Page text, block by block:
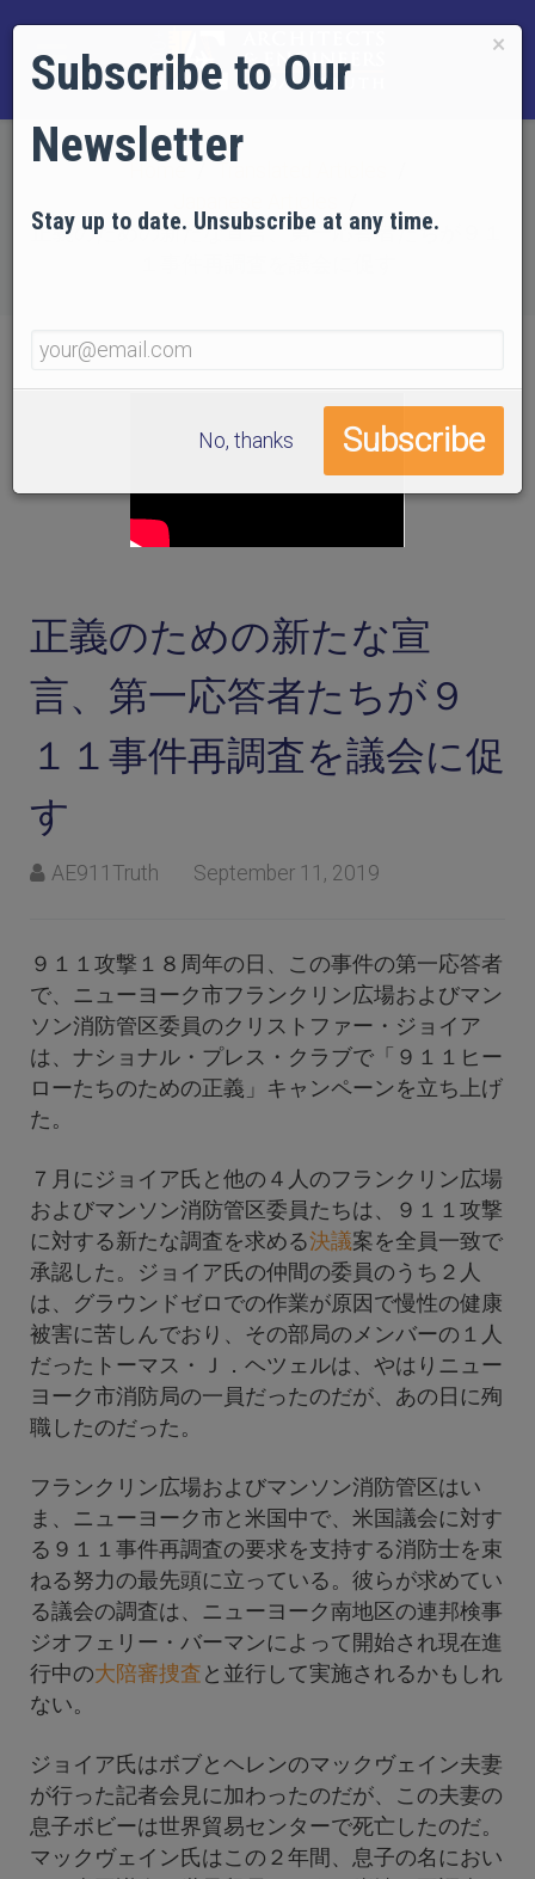
正義のための新たな宣言、第一応答者たちが９１
正義のための新たな宣
言、第一応答者たちが９
１１事件再調査を議会に促
す
AE911Truth September 11, 2019
９１１攻撃１８周年の日、この事件の第一応答者
で、ニューヨーク市フランクリン広場およびマン
ソン消防管区委員のクリストファー・ジョイア
は、ナショナル・プレス・クラブで「９１１ヒー
ローたちのための正義」キャンペーンを立ち上げ
た。
７月にジョイア氏と他の４人のフランクリン広場
およびマンソン消防管区委員たちは、９１１攻撃
に対する新たな調査を求める決議案を全員一致で
承認した。ジョイア氏の仲間の委員のうち２人
は、グラウンドゼロでの作業が原因で慢性の健康
被害に苦しんでおり、その部局のメンバーの１人
だったトーマス・Ｊ．ヘツェルは、やはりニュー
ヨーク市消防局の一員だったのだが、あの日に殉
職したのだった。
フランクリン広場およびマンソン消防管区はい
ま、ニューヨーク市と米国中で、米国議会に対す
る９１１事件再調査の要求を支持する消防士を束
ねる努力の最先頭に立っている。彼らが求めてい
る議会の調査は、ニューヨーク南地区の連邦検事
ジオフェリー・バーマンによって開始され現在進
行中の大陪審捜査 と並行して実施されるかもしれ
ない。
ジョイア氏はボブとヘレンのマックヴェイン夫妻
が行った記者会見に加わったのだが、この夫妻の
息子ボビーは世界貿易センターで死亡したのだ。
マックヴェイン氏はこの２年間、息子の名におい
×
Subscribe to Our
Newsletter
Stay up to date. Unsubscribe at any time.
No, thanks